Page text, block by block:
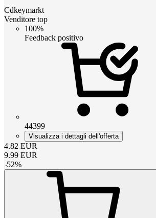
Cdkeymarkt
Venditore top
100%
Feedback positivo
44399
Visualizza i dettagli dell'offerta
4.82 EUR
9.99 EUR
-52%